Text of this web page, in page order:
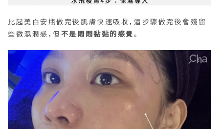
比起美白安瓶做完後肌膚快速吸收，這步驟做完後會殘留
些微濕潤感，但 不是悶悶黏黏的感覺。